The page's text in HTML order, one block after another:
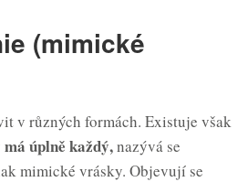
(mimické
v různých formách. Existuje však
má úplně každý,nazývá se
mimické vrásky. Objevují se